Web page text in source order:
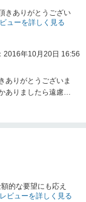
きありがとうござい
ューを詳しく見る
2016年10月20日 16:56
ありがとうございま
ありましたら遠慮な
的な要望にも応え
レビューを詳しく見る